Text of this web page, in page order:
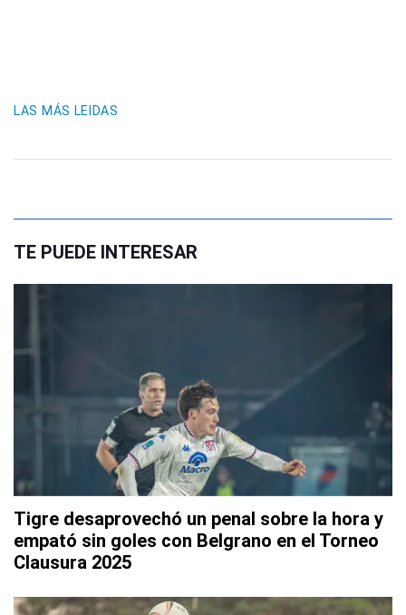
LAS MÁS LEIDAS
TE PUEDE INTERESAR
Tigre desaprovechó un penal sobre la hora y
empató sin goles con Belgrano en el Torneo
Clausura 2025